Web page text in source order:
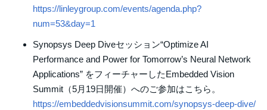
https://linleygroup.com/events/agenda.php?
num=53&day=1
Synopsys Deep Diveセッション“Optimize AI
Performance and Power for Tomorrow’s Neural Network
Applications” をフィーチャーしたEmbedded Vision
Summit（5月19日開催）へのご参加はこちら。
https://embeddedvisionsummit.com/synopsys-deep-dive/